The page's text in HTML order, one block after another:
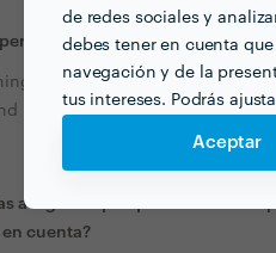
de redes sociales y
debes tener en cuenta
navegación y de la
tus intereses. Podrás
Aceptar
tienes que estén
I had more than 3 years of
in healthcare experience, I
a alguien que quiera contratar
cuenta?